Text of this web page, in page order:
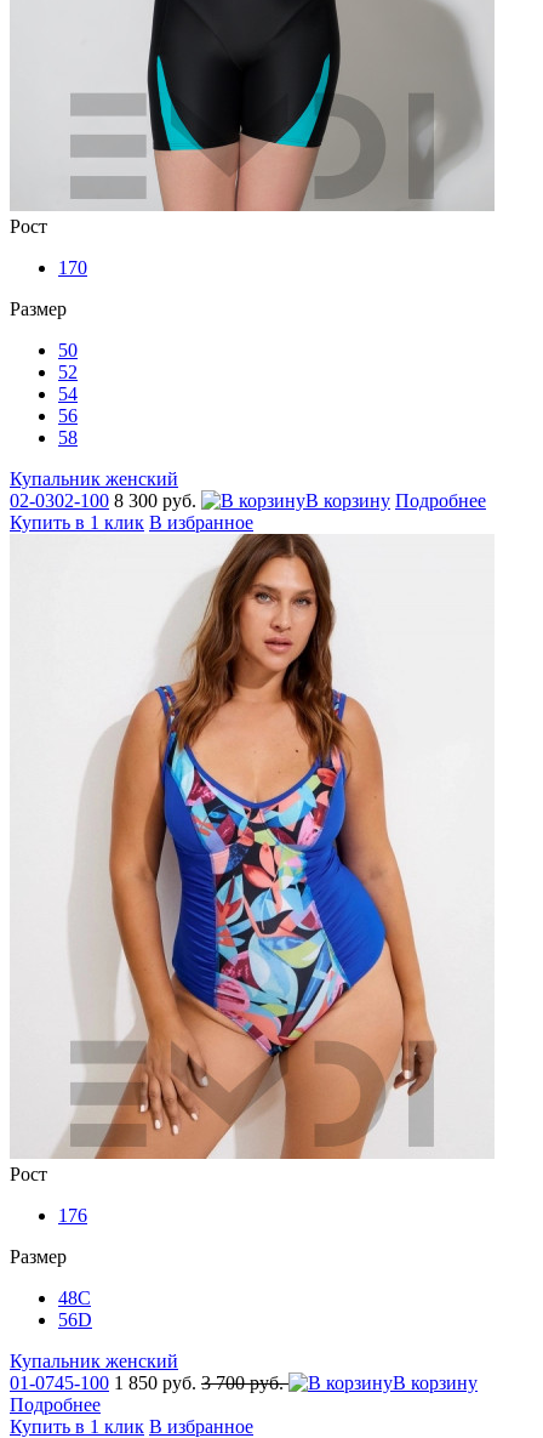
Рост
170
Размер
50
52
54
56
58
Купальник женский
02-0302-100 8 300 руб. В корзину Подробнее
Купить в 1 клик В избранное
Рост
176
Размер
48C
56D
Купальник женский
01-0745-100 1 850 руб. 3 700 руб.
В корзину
Подробнее
Купить в 1 клик В избранное